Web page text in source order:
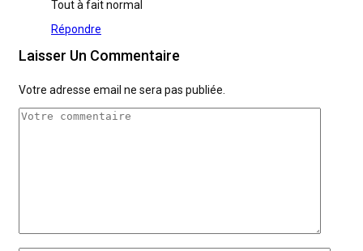
Tout à fait normal
Répondre
Laisser Un Commentaire
Votre adresse email ne sera pas publiée.